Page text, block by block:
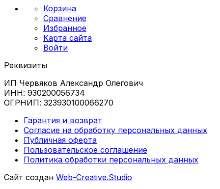
Корзина
Сравнение
Избранное
Карта сайта
Войти
Реквизиты
ИП Червяков Александр Олегович
ИНН: 930200056734
ОГРНИП: 323930100066270
Гарантия и возврат
Согласие на обработку персональных данных
Публичная оферта
Пользовательское соглашение
Политика обработки персональных данных
Сайт создан Web-Creative.Studio